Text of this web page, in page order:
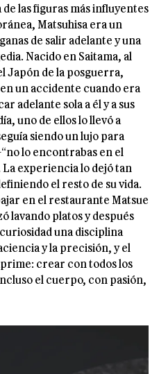
las figuras más influyentes
Matsuhisa era un
de salir adelante y una
Nacido en Saitama, al
Japón de la posguerra,
un accidente cuando era
adelante sola a él y a sus
uno de ellos lo llevó a
siendo un lujo para
lo encontrabas en el
experiencia lo dejó tan
el resto de su vida.
en el restaurante Matsue
lavando platos y después
una disciplina
y la precisión, y el
crear con todos los
el cuerpo, con pasión,